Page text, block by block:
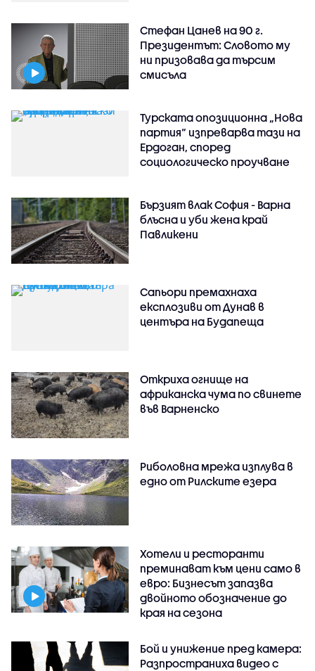
Стефан Цанев на 90 г.
Президентът: Словото му
ни призовава да търсим
смисъла
Турската опозиционна „Нова
партия“ изпреварва тази на
Ердоган, според
социологическо проучване
Бързият влак София - Варна
блъсна и уби жена край
Павликени
Сапьори премахнаха
експлозиви от Дунав в
центъра на Будапеща
Откриха огнище на
африканска чума по свинете
във Варненско
Риболовна мрежа изплува в
едно от Рилските езера
Хотели и ресторанти
преминават към цени само в
евро: Бизнесът запазва
двойното обозначение до
края на сезона
Бой и унижение пред камера:
Разпространиха видео с